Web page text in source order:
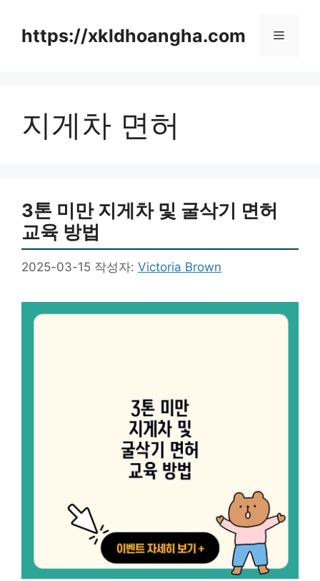
https://xkldhoangha.com 메
지게차 면허
3톤 미만 지게차 및 굴삭기 면허
교육 방법
2025-03-15 작성자: Victoria Brown